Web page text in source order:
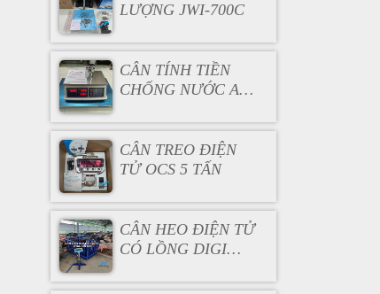
LƯỢNG JWI-700C
CÂN TÍNH TIỀN
CHỐNG NƯỚC AC
CÂN TREO ĐIỆN
TỬ OCS 5 TẤN
CÂN HEO ĐIỆN TỬ
CÓ LỒNG DIGI